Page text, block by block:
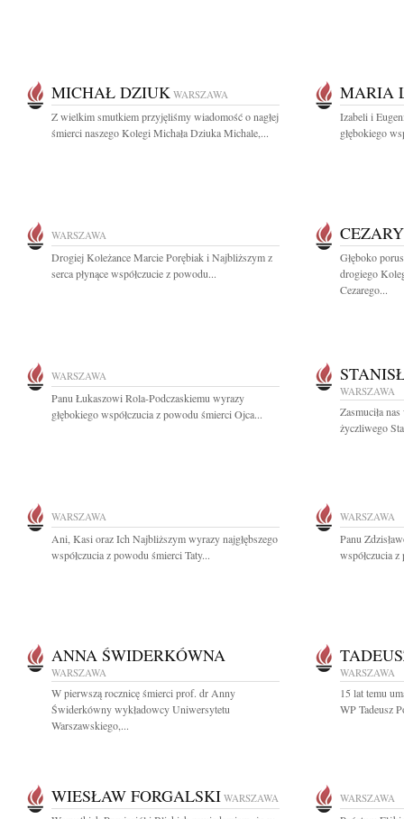
MICHAŁ DZIUK WARSZAWA
Z wielkim smutkiem przyjęliśmy wiadomość o nagłej
śmierci naszego Kolegi Michała Dziuka Michale,...
MARIA
Izabeli i
głębokiego
WARSZAWA
Drogiej Koleżance Marcie Porębiak i Najbliższym z
serca płynące współczucie z powodu...
Głęboko
drogiego
Cezarego...
WARSZAWA
Panu Łukaszowi Rola-Podczaskiemu wyrazy
głębokiego współczucia z powodu śmierci Ojca...
WARSZAWA
Zasmuciła
życzliwego
WARSZAWA
Ani, Kasi oraz Ich Najbliższym wyrazy najgłębszego
współczucia z powodu śmierci Taty...
WARSZAWA
Panu
współczucia
ANNA ŚWIDERKÓWNA
WARSZAWA
W pierwszą rocznicę śmierci prof. dr Anny
Świderkówny wykładowcy Uniwersytetu
Warszawskiego,...
WARSZAWA
15 lat temu
WP Tadeusz
WIESŁAW FORGALSKI WARSZAWA WARSZAWA